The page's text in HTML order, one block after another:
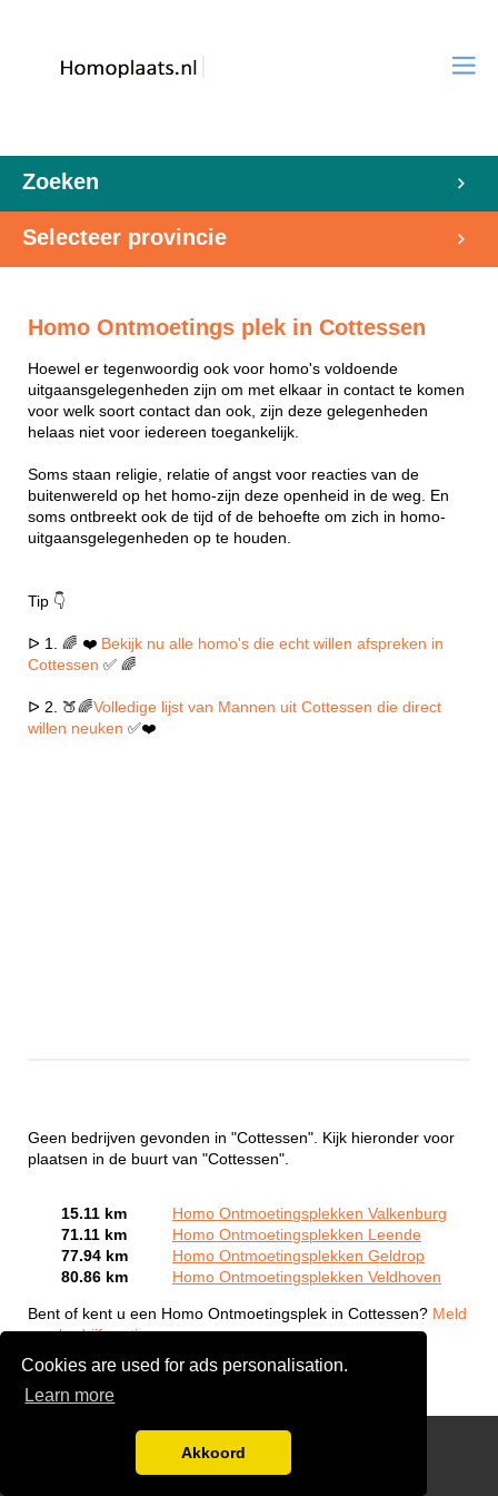
Cookies are used for ads personalisation.
Learn more
Akkoord
Zoeken
Selecteer provincie
Homo Ontmoetings plek in Cottessen
Hoewel er tegenwoordig ook voor homo's voldoende
uitgaansgelegenheden zijn om met elkaar in contact te komen
voor welk soort contact dan ook, zijn deze gelegenheden
helaas niet voor iedereen toegankelijk.
Soms staan religie, relatie of angst voor reacties van de
buitenwereld op het homo-zijn deze openheid in de weg. En
soms ontbreekt ook de tijd of de behoefte om zich in homo-
uitgaansgelegenheden op te houden.
Tip 👇
ᐅ 1. 🌈 ❤️ Bekijk nu alle homo's die echt willen afspreken in
Cottessen ✅ 🌈
ᐅ 2. 🍑🌈Volledige lijst van Mannen uit Cottessen die direct
willen neuken ✅❤️
Geen bedrijven gevonden in "Cottessen". Kijk hieronder voor
plaatsen in de buurt van "Cottessen".
15.11 km
Homo Ontmoetingsplekken Valkenburg
71.11 km
Homo Ontmoetingsplekken Leende
77.94 km
Homo Ontmoetingsplekken Geldrop
80.86 km
Homo Ontmoetingsplekken Veldhoven
Bent of kent u een Homo Ontmoetingsplek in Cottessen? Meld
een bedrijf gratis aan